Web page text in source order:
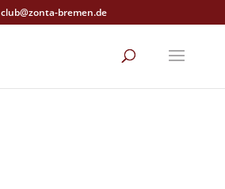
club@zonta-bremen.de